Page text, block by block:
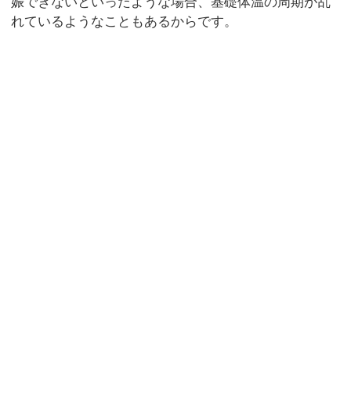
れているようなこともあるからです。